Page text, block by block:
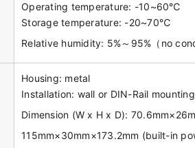
Operating temperature: -10~60℃
Storage temperature: -20~70℃
Relative humidity: 5%～95%（no
Housing: metal
Installation: wall or DIN-Rail mounting
Dimension (W x H x D):
115mm×30mm×173.2mm (built-in